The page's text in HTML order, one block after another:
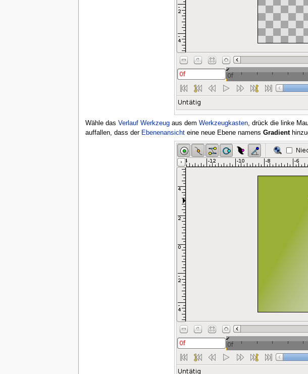
Wähle das Verlauf Werkzeugaus dem Werkzeugkasten, drück die linke
auffallen, dass der Ebenenansichteine neue Ebene namens Gradient